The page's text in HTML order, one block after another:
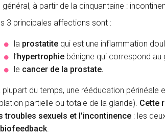
général, à partir de la cinquantaine :
3 principales affections sont :
la prostatite qui est une inflammation
l’hypertrophie bénigne qui correspond
le cancer de la prostate.
plupart du temps, une rééducation
partielle ou totale de la glande). Cette
troubles sexuels et l'incontinence : les
biofeedback